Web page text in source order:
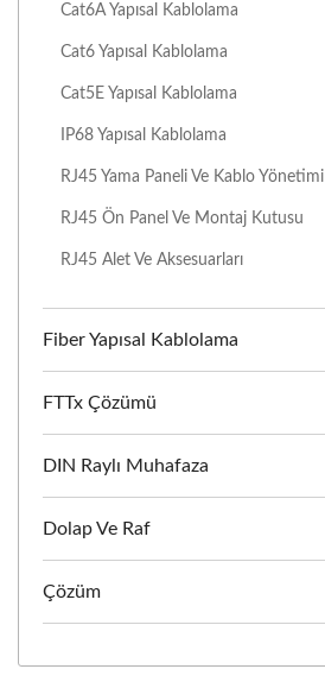
Cat6A Yapısal Kablolama
Cat6 Yapısal Kablolama
Cat5E Yapısal Kablolama
IP68 Yapısal Kablolama
RJ45 Yama Paneli Ve Kablo Yönetimi
RJ45 Ön Panel Ve Montaj Kutusu
RJ45 Alet Ve Aksesuarları
Fiber Yapısal Kablolama
FTTx Çözümü
DIN Raylı Muhafaza
Dolap Ve Raf
Çözüm